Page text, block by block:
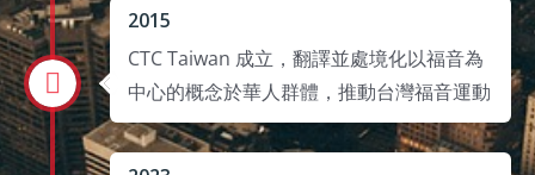
2015
CTC Taiwan 成立，翻譯並處境化以福音為
中心的概念於華人群體，推動台灣福音運動